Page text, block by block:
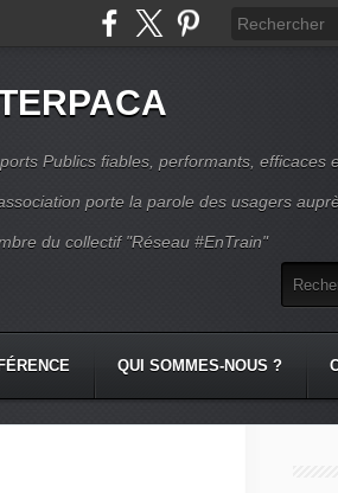
Publics fiables, performants, efficaces
porte la parole des usagers
du collectif "Réseau #EnTrain"
QUI SOMMES-NOUS ?